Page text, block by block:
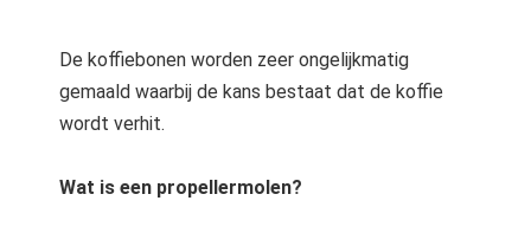
De koffiebonen worden zeer ongelijkmatig
gemaald waarbij de kans bestaat dat de koffie
wordt verhit.
Wat is een propellermolen?